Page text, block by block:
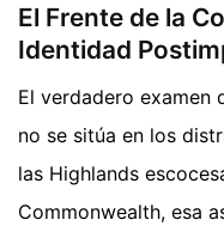
El Frente de la
Identidad
El verdadero examen
no se sitúa en los
las Highlands
Commonwealth, esa